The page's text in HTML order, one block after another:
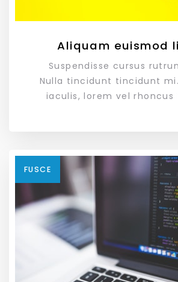
Aliquam euismod
Suspendisse cursus
Nulla tincidunt tincidunt
iaculis, lorem vel rhoncus
FUSCE